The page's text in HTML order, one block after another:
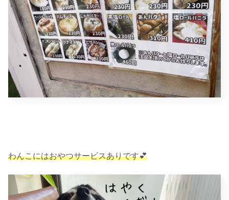
わんこにはおやつサービスありです💕